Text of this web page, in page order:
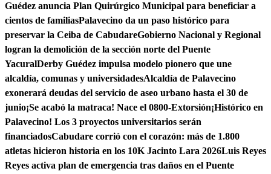
Guédez anuncia Plan Quirúrgico Municipal para beneficiar a
cientos de familiasPalavecino da un paso histórico para
preservar la Ceiba de CabudareGobierno Nacional y Regional
logran la demolición de la sección norte del Puente
YacuralDerby Guédez impulsa modelo pionero que une
alcaldía, comunas y universidadesAlcaldía de Palavecino
exonerará deudas del servicio de aseo urbano hasta el 30 de
junio¡Se acabó la matraca! Nace el 0800-Extorsión¡Histórico en
Palavecino! Los 3 proyectos universitarios serán
financiadosCabudare corrió con el corazón: más de 1.800
atletas hicieron historia en los 10K Jacinto Lara 2026Luis Reyes
Reyes activa plan de emergencia tras daños en el Puente